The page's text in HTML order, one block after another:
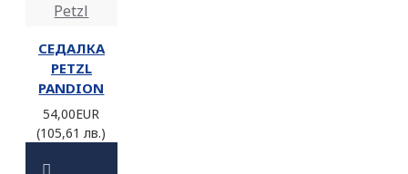
Petzl
СЕДАЛКА
PETZL
PANDION
54,00EUR
(105,61 лв.)